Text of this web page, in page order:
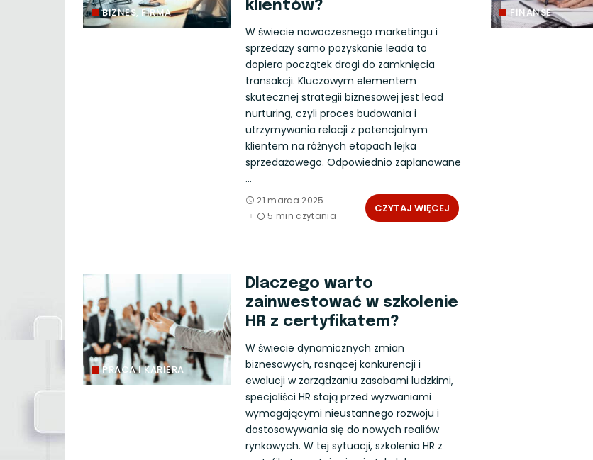
BIZNES, FIRMA
klientów?
W świecie nowoczesnego marketingu i
sprzedaży samo pozyskanie leada to
dopiero początek drogi do zamknięcia
transakcji. Kluczowym elementem
skutecznej strategii biznesowej jest lead
nurturing, czyli proces budowania i
utrzymywania relacji z potencjalnym
klientem na różnych etapach lejka
sprzedażowego. Odpowiednio zaplanowane
...
21 marca 2025
5 min czytania
CZYTAJ WIĘCEJ
FINANSE
PRACA I KARIERA
Dlaczego warto
zainwestować w szkolenie
HR z certyfikatem?
W świecie dynamicznych zmian
biznesowych, rosnącej konkurencji i
ewolucji w zarządzaniu zasobami ludzkimi,
specjaliści HR stają przed wyzwaniami
wymagającymi nieustannego rozwoju i
dostosowywania się do nowych realiów
rynkowych. W tej sytuacji, szkolenia HR z